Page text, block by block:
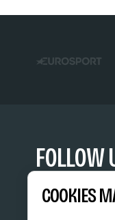
FOLLOW
COOKIES